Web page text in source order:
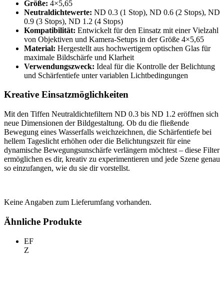
Größe: 4×5,65
Neutraldichtewerte: ND 0.3 (1 Stop), ND 0.6 (2 Stops), ND
0.9 (3 Stops), ND 1.2 (4 Stops)
Kompatibilität: Entwickelt für den Einsatz mit einer Vielzahl
von Objektiven und Kamera-Setups in der Größe 4×5,65
Material: Hergestellt aus hochwertigem optischen Glas für
maximale Bildschärfe und Klarheit
Verwendungszweck: Ideal für die Kontrolle der Belichtung
und Schärfentiefe unter variablen Lichtbedingungen
Kreative Einsatzmöglichkeiten
Mit den Tiffen Neutraldichtefiltern ND 0.3 bis ND 1.2 eröffnen sich
neue Dimensionen der Bildgestaltung. Ob du die fließende
Bewegung eines Wasserfalls weichzeichnen, die Schärfentiefe bei
hellem Tageslicht erhöhen oder die Belichtungszeit für eine
dynamische Bewegungsunschärfe verlängern möchtest – diese Filter
ermöglichen es dir, kreativ zu experimentieren und jede Szene genau
so einzufangen, wie du sie dir vorstellst.
Keine Angaben zum Lieferumfang vorhanden.
Ähnliche Produkte
EF
Z